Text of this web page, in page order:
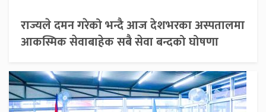
राज्यले दमन गरेको भन्दै आज देशभरका अस्पतालमा
आकस्मिक सेवाबाहेक सबै सेवा बन्दको घोषणा